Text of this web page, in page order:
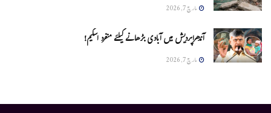
مارچ 7, 2026
آندھراپردیش میں آبادی بڑھانے کیلئے منفرد اسکیم!
مارچ 7, 2026